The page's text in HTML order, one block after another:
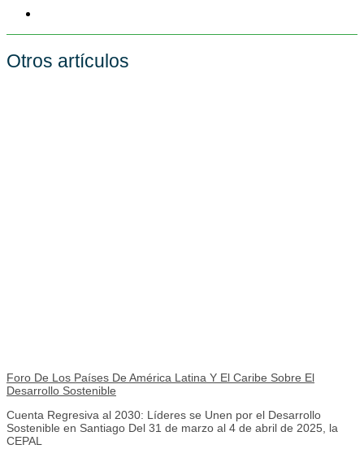
Otros artículos
Foro De Los Países De América Latina Y El Caribe Sobre El
Desarrollo Sostenible
Cuenta Regresiva al 2030: Líderes se Unen por el Desarrollo
Sostenible en Santiago Del 31 de marzo al 4 de abril de 2025, la
CEPAL